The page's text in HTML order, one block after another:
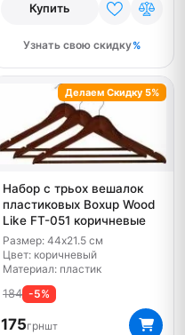
Купить
Узнать свою скидку
Набор с трьох вешалок
пластиковых Boxup Wood
Like FT-051 коричневые
Размер: 44x21.5 см
Цвет: коричневый
Материал: пластик
184 -5%
175грншт
Делаем Скидку 5%